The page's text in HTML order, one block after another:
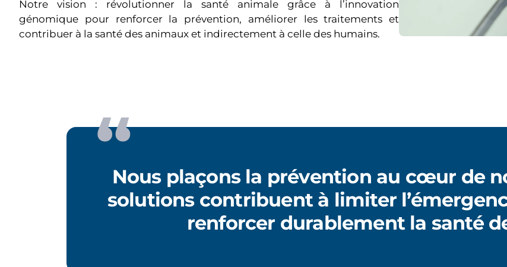
Notre vision : révolutionner la santé animale grâce à l’innovation
génomique pour renforcer la prévention, améliorer les traitements et
contribuer à la santé des animaux et indirectement à celle des humains.
Nous plaçons la prévention au cœur de
solutions contribuent à limiter
renforcer durablement la santé